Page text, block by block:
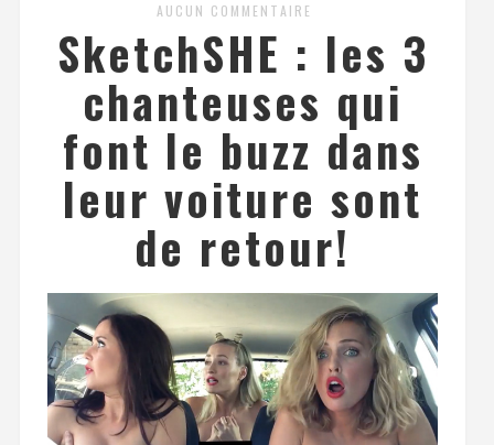
AUCUN COMMENTAIRE
SketchSHE : les 3
chanteuses qui
font le buzz dans
leur voiture sont
de retour!